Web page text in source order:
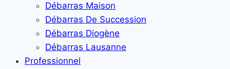
Débarras Maison
Débarras De Succession
Débarras Diogène
Débarras Lausanne
Professionnel